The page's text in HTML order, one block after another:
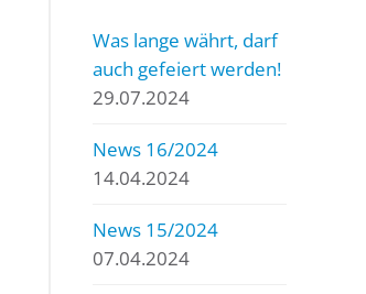
Was lange währt, darf
auch gefeiert werden!
29.07.2024
News 16/2024
14.04.2024
News 15/2024
07.04.2024